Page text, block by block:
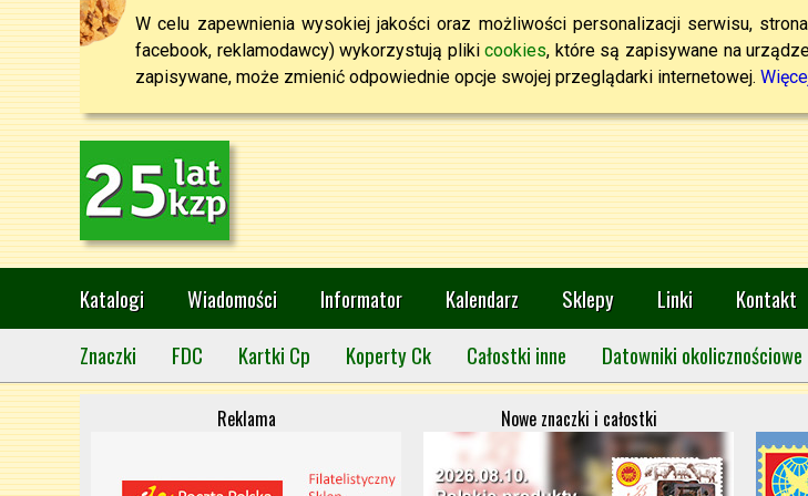
W celu zapewnienia wysokiej jakości oraz możliwości personalizacji serwisu,
facebook, reklamodawcy) wykorzystują plikicookies, które są zapisywane na
zapisywane, może zmienić odpowiednie opcje swojej przeglądarki internetowej.
Katalogi Wiadomości Informator Kalendarz Sklepy Linki Kontakt
Znaczki
FDC Kartki Cp Koperty Ck Całostki inne Datowniki okolicznościowe
Reklama Nowe znaczki i całostki